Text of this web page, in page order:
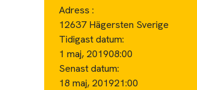
Adress :
12637 Hägersten Sverige
Tidigast datum:
1 maj, 201908:00
Senast datum:
18 maj, 201921:00